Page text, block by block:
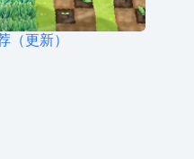
（更新）